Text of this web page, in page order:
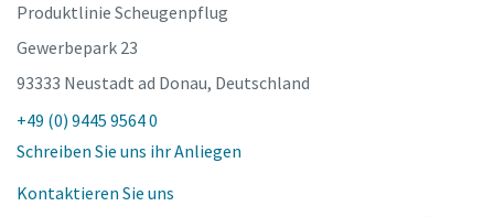
Produktlinie Scheugenpflug
Gewerbepark 23
93333 Neustadt ad Donau, Deutschland
+49 (0) 9445 9564 0
Schreiben Sie uns ihr Anliegen
Kontaktieren Sie uns